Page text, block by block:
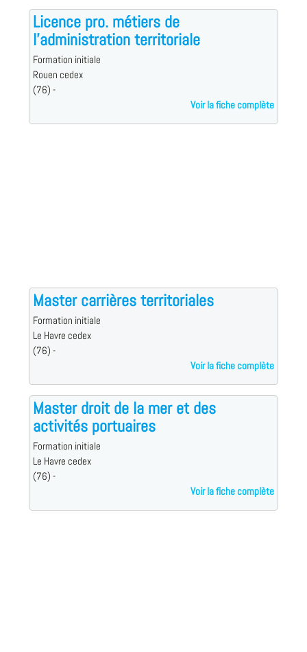
Licence pro. métiers de
l'administration territoriale
Formation initiale
Rouen cedex
(76) -
Voir la fiche complète
Master carrières territoriales
Formation initiale
Le Havre cedex
(76) -
Voir la fiche complète
Master droit de la mer et des
activités portuaires
Formation initiale
Le Havre cedex
(76) -
Voir la fiche complète